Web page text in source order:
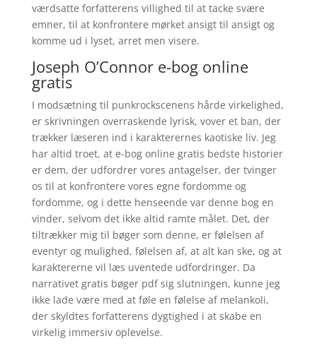
værdsatte forfatterens villighed til at tacke svære
emner, til at konfrontere mørket ansigt til ansigt og
komme ud i lyset, arret men visere.
Joseph O’Connor e-bog online
gratis
I modsætning til punkrockscenens hårde virkelighed,
er skrivningen overraskende lyrisk, vover et ban, der
trækker læseren ind i karakterernes kaotiske liv. Jeg
har altid troet, at e-bog online gratis bedste historier
er dem, der udfordrer vores antagelser, der tvinger
os til at konfrontere vores egne fordomme og
fordomme, og i dette henseende var denne bog en
vinder, selvom det ikke altid ramte målet. Det, der
tiltrækker mig til bøger som denne, er følelsen af
eventyr og mulighed, følelsen af, at alt kan ske, og at
karaktererne vil læs uventede udfordringer. Da
narrativet gratis bøger pdf sig slutningen, kunne jeg
ikke lade være med at føle en følelse af melankoli,
der skyldtes forfatterens dygtighed i at skabe en
virkelig immersiv oplevelse.